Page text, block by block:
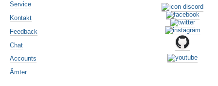
Service
Kontakt
Feedback
Chat
Accounts
Ämter